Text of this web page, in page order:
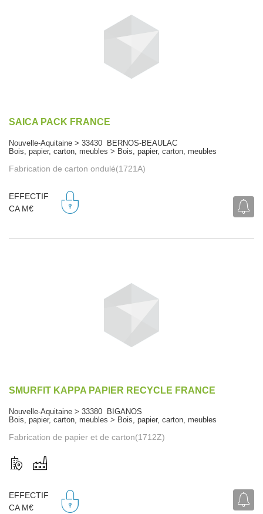
SAICA PACK FRANCE
Nouvelle-Aquitaine > 33430 BERNOS-BEAULAC
Bois, papier, carton, meubles > Bois, papier, carton, meubles
Fabrication de carton ondulé(1721A)
EFFECTIF
CA M€
SMURFIT KAPPA PAPIER RECYCLE FRANCE
Nouvelle-Aquitaine > 33380 BIGANOS
Bois, papier, carton, meubles > Bois, papier, carton, meubles
Fabrication de papier et de carton(1712Z)
EFFECTIF
CA M€